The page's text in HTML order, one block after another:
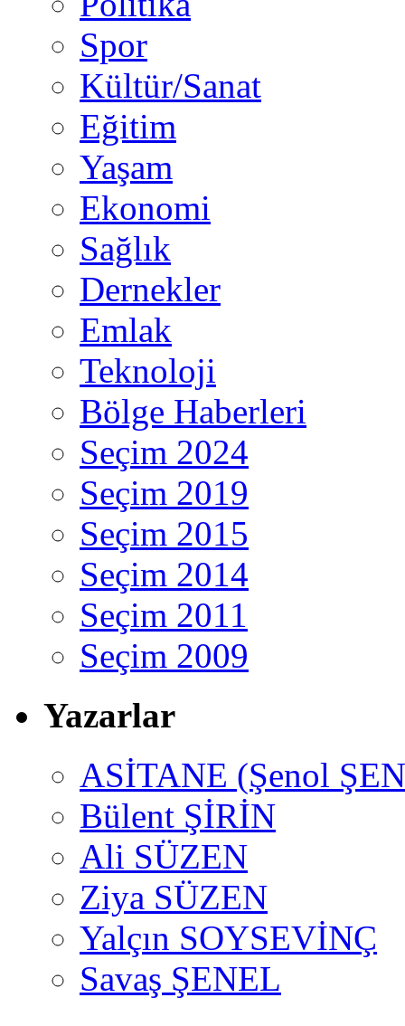
Spor
Kültür/Sanat
Eğitim
Yaşam
Ekonomi
Sağlık
Dernekler
Emlak
Teknoloji
Bölge Haberleri
Seçim 2024
Seçim 2019
Seçim 2015
Seçim 2014
Seçim 2011
Seçim 2009
Yazarlar
ASİTANE (Şenol
Bülent ŞİRİN
Ali SÜZEN
Ziya SÜZEN
Yalçın SOYSEVİNÇ
Savaş ŞENEL